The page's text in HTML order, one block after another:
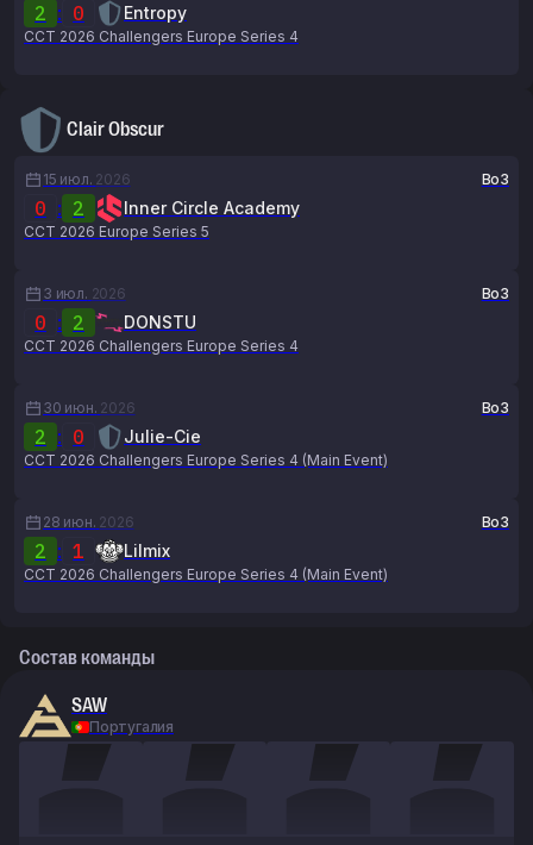
2 : 0 Entropy
CCT 2026 Challengers Europe Series 4
Clair Obscur
15 июл. 2026 Bo3
0 : 2 Inner Circle Academy
CCT 2026 Europe Series 5
3 июл. 2026 Bo3
0 : 2 DONSTU
CCT 2026 Challengers Europe Series 4
30 июн. 2026 Bo3
2 : 0 Julie-Cie
CCT 2026 Challengers Europe Series 4 (Main Event)
28 июн. 2026 Bo3
2 : 1 Lilmix
CCT 2026 Challengers Europe Series 4 (Main Event)
Состав команды
SAW
Португалия